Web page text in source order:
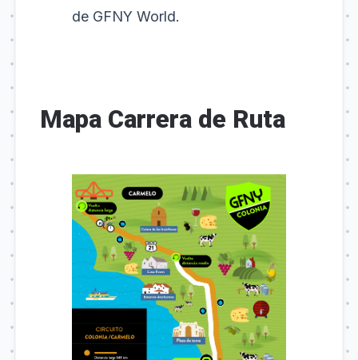
de GFNY World.
Mapa Carrera de Ruta